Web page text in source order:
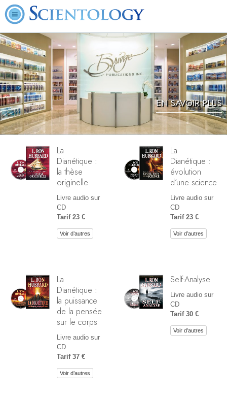
EN SAVOIR PLUS
La
Dianétique :
la thèse
originelle
Livre audio sur
CD
Tarif 23 €
Voir d’autres
La
Dianétique :
évolution
d’une science
Livre audio sur
CD
Tarif 23 €
Voir d’autres
La
Dianétique :
la puissance
de la pensée
sur le corps
Livre audio sur
CD
Tarif 37 €
Voir d’autres
Self-Analyse
Livre audio sur
CD
Tarif 30 €
Voir d’autres